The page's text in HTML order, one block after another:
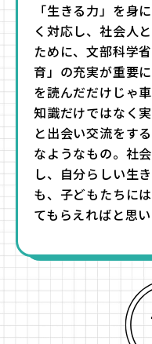
「生きる力」を身
く対応し、社会人
ために、文部科学
育」の充実が重要
を読んだだけじゃ
知識だけではなく
と出会い交流をす
なようなもの。社
し、自分らしい生
も、子どもたちに
てもらえればと思い